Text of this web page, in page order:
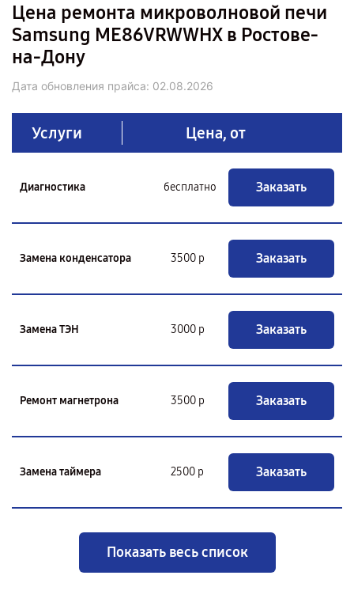
Цена ремонта микроволновой печи
Samsung ME86VRWWHX в Ростове-
на-Дону
Дата обновления прайса: 02.08.2026
Услуги Цена, от
Диагностика бесплатно Заказать
Замена конденсатора 3500 р Заказать
Замена ТЭН 3000 р Заказать
Ремонт магнетрона 3500 р Заказать
Замена таймера 2500 р Заказать
Показать весь список